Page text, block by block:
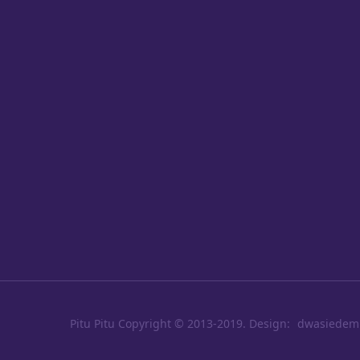
Pitu Pitu Copyright © 2013-2019. Design: